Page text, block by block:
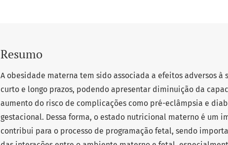
Resumo
A obesidade materna tem sido associada a efeitos adversos à
curto e longo prazos, podendo apresentar diminuição da
aumento do risco de complicações como pré-eclâmpsia e
gestacional. Dessa forma, o estado nutricional materno é um
contribui para o processo de programação fetal, sendo